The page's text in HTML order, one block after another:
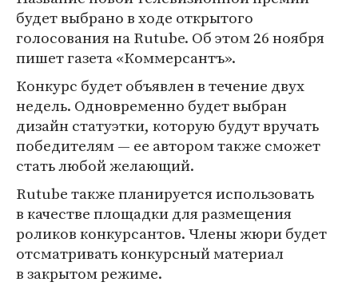
будет выбрано в ходе открытого
голосования на Rutube. Об этом 26 ноября
пишет газета «Коммерсантъ».
Конкурс будет объявлен в течение двух
недель. Одновременно будет выбран
дизайн статуэтки, которую будут вручать
победителям — ее автором также сможет
стать любой желающий.
Rutube также планируется использовать
в качестве площадки для размещения
роликов конкурсантов. Члены жюри будет
отсматривать конкурсный материал
в закрытом режиме.